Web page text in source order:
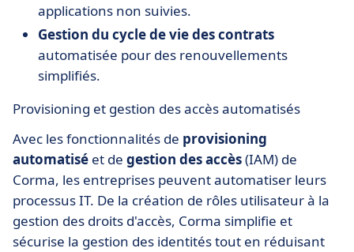
applications non suivies.
Gestion du cycle de vie des contrats
automatisée pour des renouvellements
simplifiés.
Provisioning et gestion des accès automatisés
Avec les fonctionnalités de provisioning
automatisé et de gestion des accès(IAM) de
Corma, les entreprises peuvent automatiser leurs
processus IT. De la création de rôles utilisateur à la
gestion des droits d'accès, Corma simplifie et
sécurise la gestion des identités tout en réduisant